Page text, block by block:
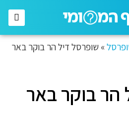
» שופרסל דיל הר בוקר באר
הר בוקר באר